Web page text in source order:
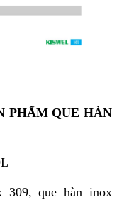
PHẨM QUE HÀN
309, que hàn inox